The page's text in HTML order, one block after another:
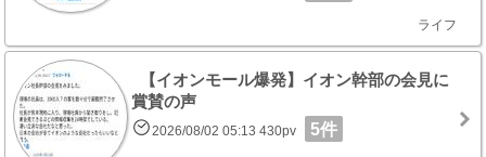
ライフ
【イオンモール爆発】イオン幹部の会見に
賞賛の声
2026/08/02 05:13 430pv 5件